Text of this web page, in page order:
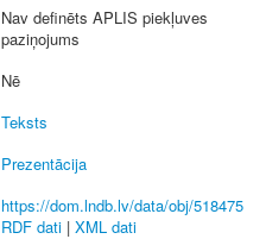
Nav definēts APLIS piekļuves
paziņojums
Nē
Teksts
Prezentācija
https://dom.lndb.lv/data/obj/518475
RDF dati | XML dati